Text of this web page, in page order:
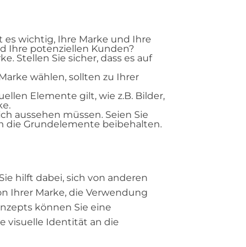
wichtig, Ihre Marke und Ihre
Ihre potenziellen Kunden?
Stellen Sie sicher, dass es auf
wählen, sollten zu Ihrer
Elemente gilt, wie z.B. Bilder,
aussehen müssen. Seien Sie
die Grundelemente beibehalten.
hilft dabei, sich von anderen
Ihrer Marke, die Verwendung
können Sie eine
visuelle Identität an die